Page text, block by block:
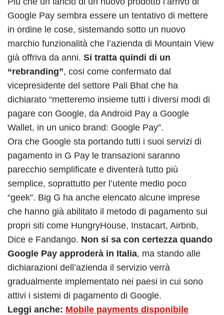
Google Pay sembra essere un tentativo di mettere
in ordine le cose, sistemando sotto un nuovo
marchio funzionalità che l’azienda di Mountain View
già offriva da anni. Si tratta quindi di un
“rebranding”, cosi come confermato dal
vicepresidente del settore Pali Bhat che ha
dichiarato “metteremo insieme tutti i diversi modi di
pagare con Google, da Android Pay a Google
Wallet, in un unico brand: Google Pay”.
Ora che Google sta portando tutti i suoi servizi di
pagamento in G Pay le transazioni saranno
parecchio semplificate e diventerà tutto più
semplice, soprattutto per l’utente medio poco
“geek”. Big G ha anche elencato alcune imprese
che hanno già abilitato il metodo di pagamento sui
propri siti come HungryHouse, Instacart, Airbnb,
Dice e Fandango. Non si sa con certezza quando
Google Pay approderà in Italia, ma stando alle
dichiarazioni dell’azienda il servizio verrà
gradualmente implementato nei paesi in cui sono
attivi i sistemi di pagamento di Google.
Leggi anche: Mobile payments disponibile